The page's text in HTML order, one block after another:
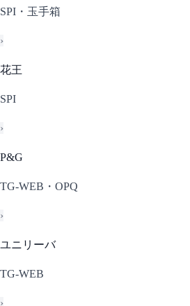
SPI・玉手箱
›
花王
SPI
›
P&G
TG-WEB・OPQ
›
ユニリーバ
TG-WEB
›